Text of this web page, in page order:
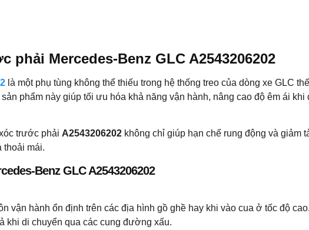
Mercedes-Benz GLC A2543206202
là một phụ tùng không thể thiếu trong hệ thống treo của dòng xe GLC
phẩm này giúp tối ưu hóa khả năng vận hành, nâng cao độ êm ái
trước phải A2543206202 không chỉ giúp hạn chế rung động và giảm
thoải mái.
Benz GLC A2543206202
vận hành ổn định trên các địa hình gồ ghề hay khi vào cua ở tốc độ cao.
khi di chuyển qua các cung đường xấu.